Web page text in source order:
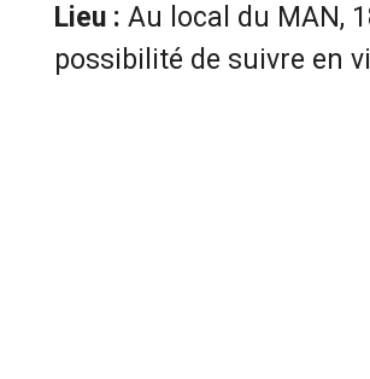
Lieu : Au local du MAN,
possibilité de suivre en